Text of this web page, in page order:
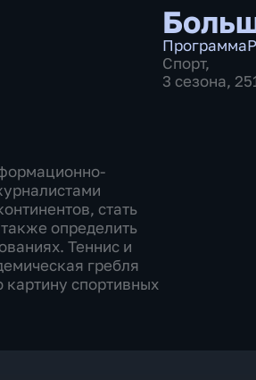
стать
определить
Теннис и
гребля
спортивных
Программа
Спорт,
3 сезона,